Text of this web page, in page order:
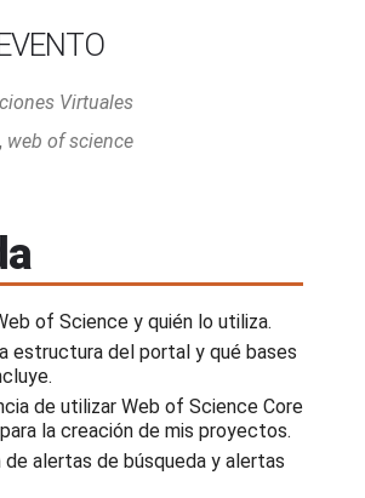
Virtuales
, web of science
of Science y quién lo utiliza.
estructura del portal y qué bases
de utilizar Web of Science Core
la creación de mis proyectos.
de alertas de búsqueda y alertas